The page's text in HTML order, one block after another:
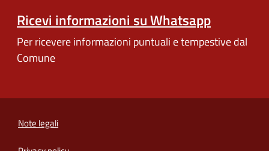
Ricevi informazioni su Whatsapp
Per ricevere informazioni puntuali e tempestive dal
Comune
Note legali